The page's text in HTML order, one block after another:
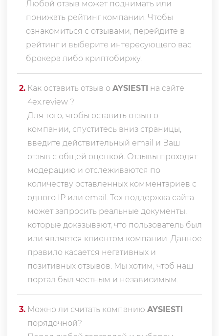
Любой отзыв может поднимать или
понижать рейтинг компании. Чтобы
ознакомиться с отзывами, перейдите в
рейтинг и выберите интересующего вас
брокера либо криптобиржу.
2. Как оставить отзыв о AYSIESTI на сайте
4ex.review ?
Для того, чтобы оставить отзыв о
компании, спуститесь вниз страницы,
введите действительный email и Ваш
отзыв с общей оценкой. Отзывы проходят
модерацию и отслеживаются по
количеству оставленных комментариев с
одного IP или email. Тех поддержка сайта
может запросить реальные документы,
которые доказывают, что пользователь был
или является клиентом компании. Данное
правило касается негативных и
позитивных отзывов. Мы хотим, чтоб наш
портал был честным и независимым.
3. Можно ли считать компанию AYSIESTI
порядочной?